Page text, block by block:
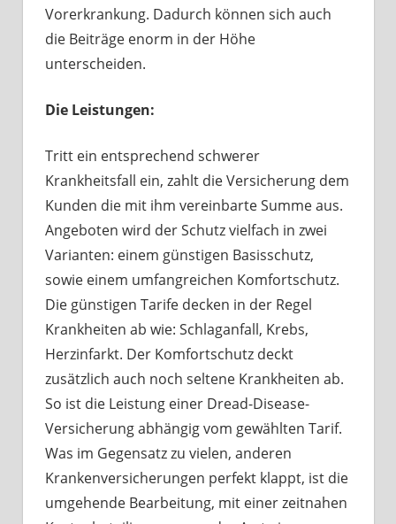
Vorerkrankung. Dadurch können sich auch
die Beiträge enorm in der Höhe
unterscheiden.
Die Leistungen:
Tritt ein entsprechend schwerer
Krankheitsfall ein, zahlt die Versicherung dem
Kunden die mit ihm vereinbarte Summe aus.
Angeboten wird der Schutz vielfach in zwei
Varianten: einem günstigen Basisschutz,
sowie einem umfangreichen Komfortschutz.
Die günstigen Tarife decken in der Regel
Krankheiten ab wie: Schlaganfall, Krebs,
Herzinfarkt. Der Komfortschutz deckt
zusätzlich auch noch seltene Krankheiten ab.
So ist die Leistung einer Dread-Disease-
Versicherung abhängig vom gewählten Tarif.
Was im Gegensatz zu vielen, anderen
Krankenversicherungen perfekt klappt, ist die
umgehende Bearbeitung, mit einer zeitnahen